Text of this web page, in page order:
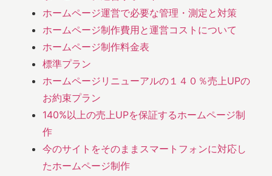
ホームページ運営で必要な管理・測定と対策
ホームページ制作費用と運営コストについて
ホームページ制作料金表
標準プラン
ホームページリニューアルの１４０％売上UPの
お約束プラン
140%以上の売上UPを保証するホームページ制
作
今のサイトをそのままスマートフォンに対応し
たホームページ制作